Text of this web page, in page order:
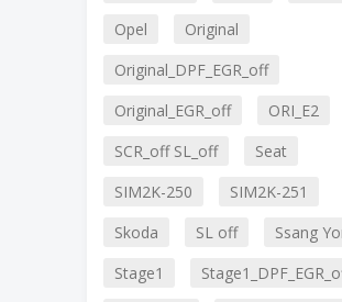
Opel
Original
Original_DPF_EGR_off
Original_EGR_off
ORI_E2
SCR_off SL_off
Seat
SIM2K-250
SIM2K-251
Skoda
SL off
Ssang
Stage1